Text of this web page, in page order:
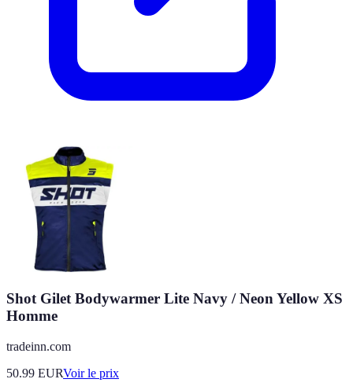
Shot Gilet Bodywarmer Lite Navy / Neon Yellow XS
Homme
tradeinn.com
50.99 EURVoir le prix